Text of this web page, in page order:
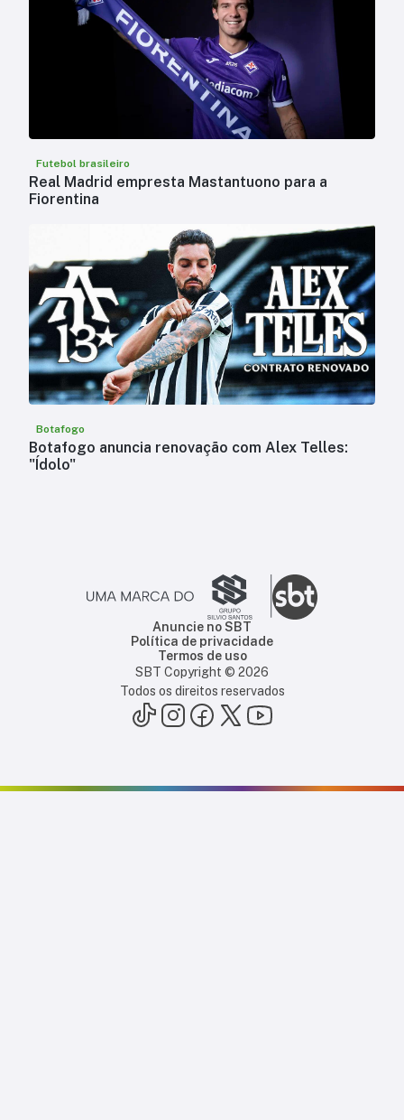
Futebol brasileiro
Real Madrid empresta Mastantuono para a
Fiorentina
Botafogo
Botafogo anuncia renovação com Alex Telles:
"Ídolo"
Anuncie no SBT
Política de privacidade
Termos de uso
SBT Copyright © 2026
Todos os direitos reservados